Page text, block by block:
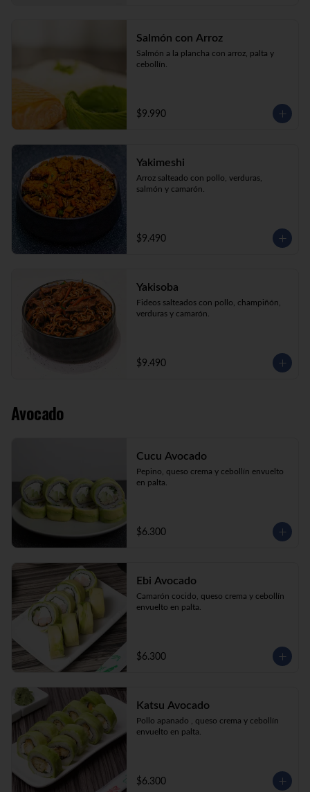
Salmón con Arroz
Salmón a la plancha con arroz, palta y
cebollín.
$9.990
Yakimeshi
Arroz salteado con pollo, verduras,
salmón y camarón.
$9.490
Yakisoba
Fideos salteados con pollo, champiñón,
verduras y camarón.
$9.490
Avocado
Cucu Avocado
Pepino, queso crema y cebollín envuelto
en palta.
$6.300
Ebi Avocado
Camarón cocido, queso crema y cebollín
envuelto en palta.
$6.300
Katsu Avocado
Pollo apanado , queso crema y cebollín
envuelto en palta.
$6.300